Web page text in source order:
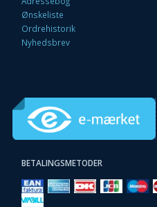
Ønskeliste
Ordrehistorik
Nyhedsbrev
BETALINGSMETODER